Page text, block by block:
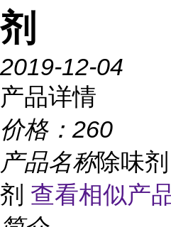
剂
2019-12-04
产品详情
价格： 260
产品名称除味
剂 查看相似产